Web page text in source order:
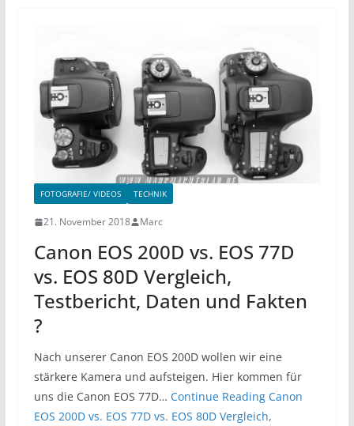
FOTOGRAFIE/ VIDEOS TECHNIK
21. November 2018 Marc
Canon EOS 200D vs. EOS 77D
vs. EOS 80D Vergleich,
Testbericht, Daten und Fakten
?
Nach unserer Canon EOS 200D wollen wir eine
stärkere Kamera und aufsteigen. Hier kommen für
uns die Canon EOS 77D… Continue ReadingCanon
EOS 200D vs. EOS 77D vs. EOS 80D Vergleich,